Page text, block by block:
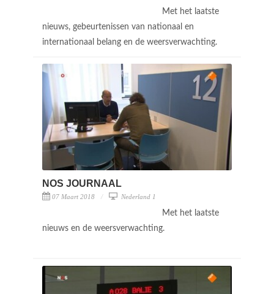
Met het laatste
nieuws, gebeurtenissen van nationaal en
internationaal belang en de weersverwachting.
NOS JOURNAAL
07 Maart 2018 Nederland 1
Met het laatste
nieuws en de weersverwachting.